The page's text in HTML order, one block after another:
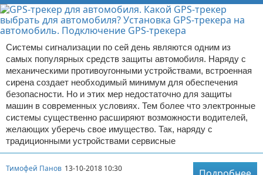
Системы сигнализации по сей день являются одним из
самых популярных средств защиты автомобиля. Наряду с
механическими противоугонными устройствами, встроенная
сирена создает необходимый минимум для обеспечения
безопасности. Но и этих мер недостаточно для защиты
машин в современных условиях. Тем более что электронные
системы существенно расширяют возможности водителей,
желающих уберечь свое имущество. Так, наряду с
традиционными устройствами сервисные
Тимофей Панов 13-10-2018 10:30